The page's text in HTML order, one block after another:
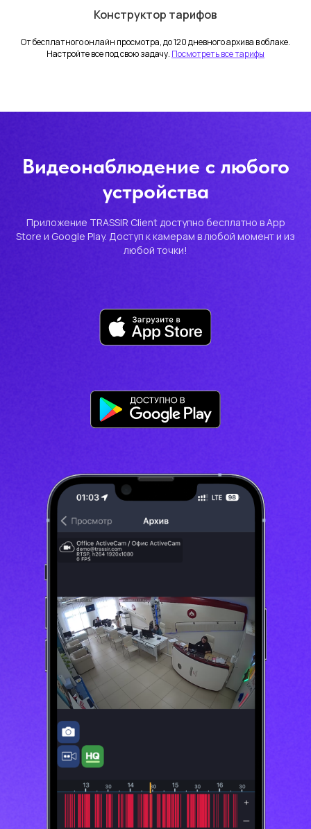
Конструктор тарифов
От бесплатного онлайн просмотра, до 120 дневного архива в облаке.
Настройте все под свою задачу. Посмотреть все тарифы
Видеонаблюдение с любого
устройства
Приложение TRASSIR Client доступно бесплатно в App
Store и Google Play. Доступ к камерам в любой момент и из
любой точки!
Служба поддержки
+7 (499) 111-25-20
support@dssl.ru
Пользовательское соглашение
г. Санкт-Петербург, Бобруйская
© 2026 TRASSIR CLOUD